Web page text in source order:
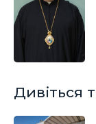
Дивіться